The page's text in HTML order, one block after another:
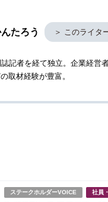
たろう ＞ このライタ
記者を経て独立。企業経営
取材経験が豊富。
ステークホルダーVOICE 社員